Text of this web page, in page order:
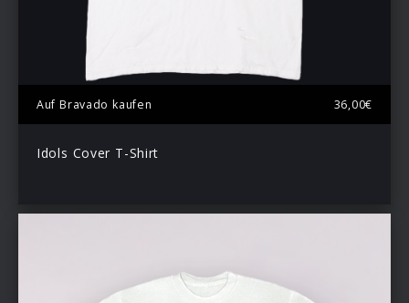
Auf Bravado kaufen 36,00€
Idols Cover T-Shirt